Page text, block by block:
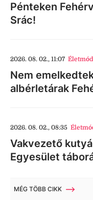
Pénteken
Srác!
2026. 08. 02., 11:07
Nem
albérletárak
2026. 08. 02., 08:35
Vakvezető
Egyesület
MÉG TÖBB CIKK